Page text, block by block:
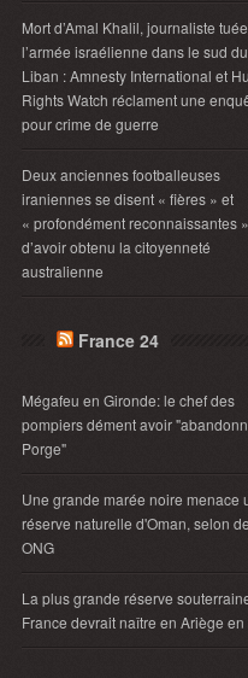
Mort d’Amal Khalil, journaliste
l’armée israélienne dans le sud du
Liban : Amnesty International et
Rights Watch réclament une
pour crime de guerre
Deux anciennes footballeuses
iraniennes se disent « fières » et
« profondément reconnaissantes »
d’avoir obtenu la citoyenneté
australienne
France 24
Mégafeu en Gironde: le chef des
pompiers dément avoir
Porge"
Une grande marée noire menace
réserve naturelle d'Oman, selon
ONG
La plus grande réserve
France devrait naître en Ariège